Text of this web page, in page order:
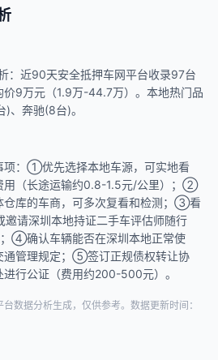
：近90天安全抵押车网平台收录97台
9万元（1.9万-44.7万）。本地热门品
、奔驰(8台)。
项：①优先选择本地车源，可实地看
用（长途运输约0.8-1.5元/公里）；②
仓库的车商，可多次复看和检测；③看
邀请深圳本地持证二手车评估师随行
④确认车辆能否在深圳本地正常使
通管理规定；⑤签订正规债权转让协
行公证（费用约200-500元）。
数据分析生成，仅供参考。数据更新时间：